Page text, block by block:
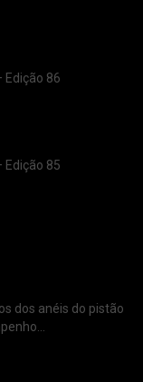
Edição 86
Edição 85
dos anéis do pistão